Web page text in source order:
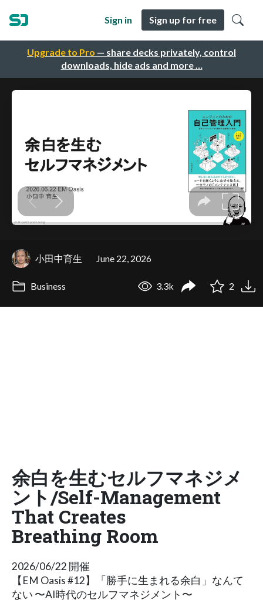
Upgrade to Pro — share decks privately, control
downloads, hide ads and more …
Sign in Sign up for free
小田中育生 June 22, 2026
Business 3.3k 2
余白を生むセルフマネジメ
ント/Self-Management
That Creates
Breathing Room
2026/06/22 開催
【EM Oasis #12】「勝手に生まれる余白」なんて
ない 〜AI時代のセルフマネジメント〜